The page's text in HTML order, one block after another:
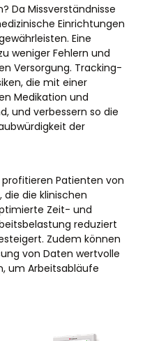
Da Missverständnisse
Einrichtungen
Eine
weniger Fehlern und
Versorgung. Tracking-
die mit einer
Medikation und
und verbessern so die
der
Patienten von
die die klinischen
Zeit- und
reduziert
Zudem können
von Daten wertvolle
um Arbeitsabläufe